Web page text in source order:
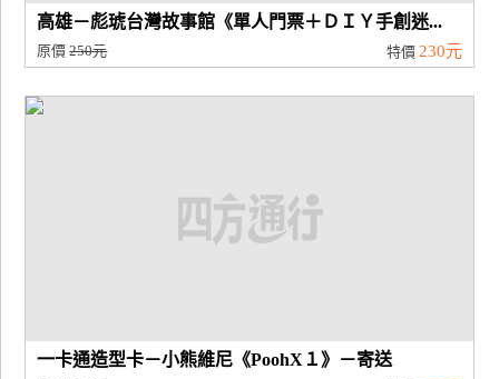
高雄－彪琥台灣故事館《單人門票＋ＤＩＹ手創迷...
原價250元 特價 230元
一卡通造型卡－小熊維尼《PoohX１》－寄送